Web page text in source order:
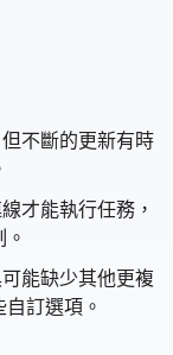
不斷的更新有時
才能執行任務，
能缺少其他更複
訂選項。